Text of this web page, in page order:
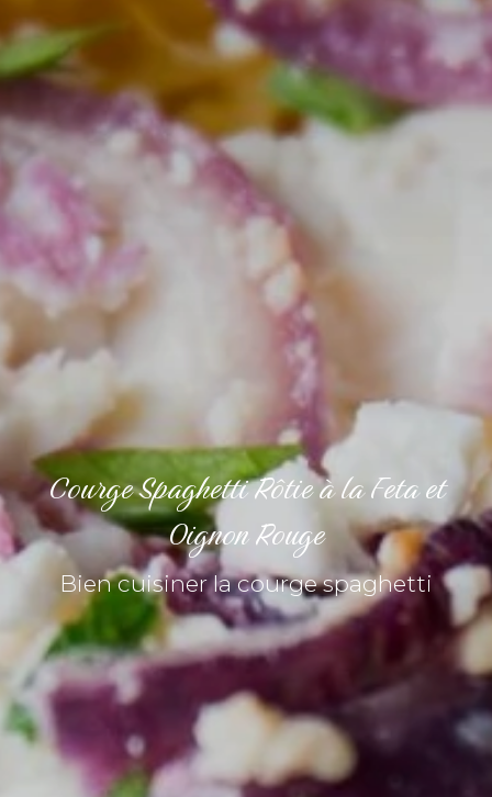
Courge Spaghetti Rôtie à la Feta et
Oignon Rouge
Bien cuisiner la courge spaghetti